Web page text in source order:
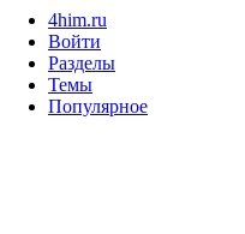
4him.ru
Войти
Разделы
Темы
Популярное